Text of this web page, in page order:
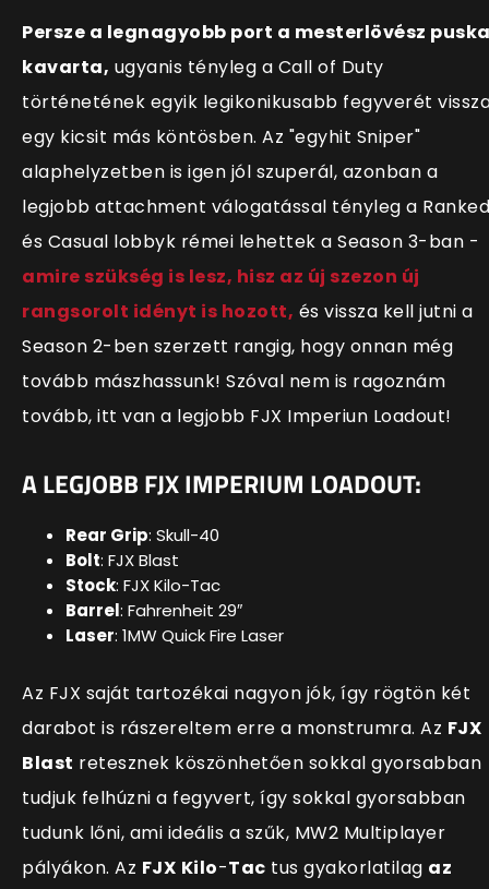
Persze a legnagyobb port a mesterlövész
kavarta, ugyanis tényleg a Call of Duty
történetének egyik legikonikusabb fegyverét
egy kicsit más köntösben. Az "egyhit Sniper"
alaphelyzetben is igen jól szuperál, azonban a
legjobb attachment válogatással tényleg a Ranked
és Casual lobbyk rémei lehettek a Season 3-ban -
amire szükség is lesz, hisz az új szezon új
rangsorolt idényt is hozott, és vissza kell jutni a
Season 2-ben szerzett rangig, hogy onnan még
tovább mászhassunk! Szóval nem is ragoznám
tovább, itt van a legjobb FJX Imperiun Loadout!
A LEGJOBB FJX IMPERIUM LOADOUT:
Rear Grip: Skull-40
Bolt: FJX Blast
Stock: FJX Kilo-Tac
Barrel: Fahrenheit 29″
Laser: 1MW Quick Fire Laser
Az FJX saját tartozékai nagyon jók, így rögtön két
darabot is rászereltem erre a monstrumra. Az FJX
Blast retesznek köszönhetően sokkal gyorsabban
tudjuk felhúzni a fegyvert, így sokkal gyorsabban
tudunk lőni, ami ideális a szűk, MW2 Multiplayer
pályákon. Az FJX Kilo-Tac tus gyakorlatilag az